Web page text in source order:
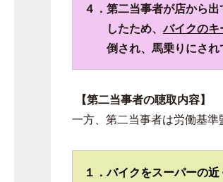
４．第二当事者が店から
したため、バイクのキ
倒され、馬乗りにされ
【第二当事者の聴取内容】
一方、第二当事者は労働基準
１．バイクをスーパーの